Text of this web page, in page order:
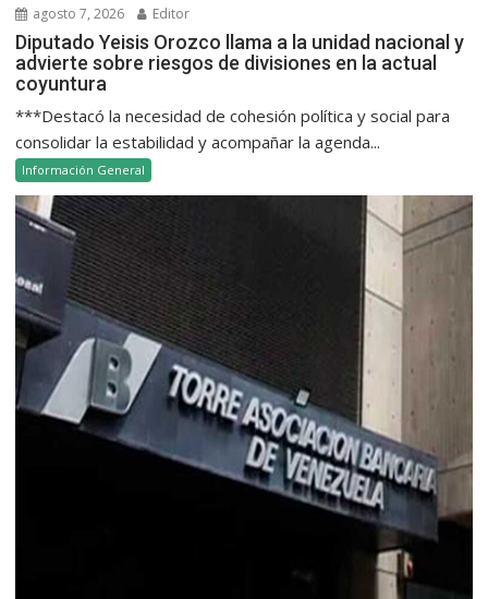
agosto 7, 2026 Editor
Diputado Yeisis Orozco llama a la unidad nacional y
advierte sobre riesgos de divisiones en la actual
coyuntura
***Destacó la necesidad de cohesión política y social para
consolidar la estabilidad y acompañar la agenda...
Información General